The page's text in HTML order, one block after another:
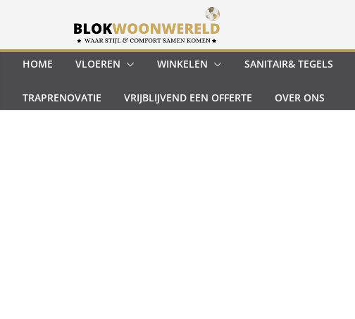
inhoudHOME VLOEREN WINKELEN SANITAIR& TEGELS
TRAPRENOVATIE VRIJBLIJVEND EEN OFFERTE OVER ONS